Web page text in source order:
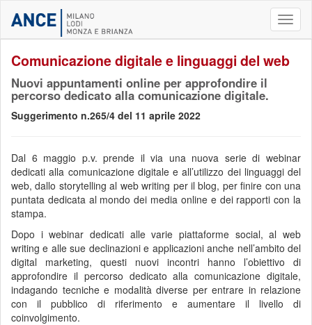
Comunicazione digitale e linguaggi del web
Nuovi appuntamenti online per approfondire il
percorso dedicato alla comunicazione digitale.
Suggerimento n.265/4 del 11 aprile 2022
Dal 6 maggio p.v. prende il via una nuova serie di webinar
dedicati alla comunicazione digitale e all’utilizzo dei linguaggi del
web, dallo storytelling al web writing per il blog, per finire con una
puntata dedicata al mondo dei media online e dei rapporti con la
stampa.
Dopo i webinar dedicati alle varie piattaforme social, al web
writing e alle sue declinazioni e applicazioni anche nell’ambito del
digital marketing, questi nuovi incontri hanno l’obiettivo di
approfondire il percorso dedicato alla comunicazione digitale,
indagando tecniche e modalità diverse per entrare in relazione
con il pubblico di riferimento e aumentare il livello di
coinvolgimento.